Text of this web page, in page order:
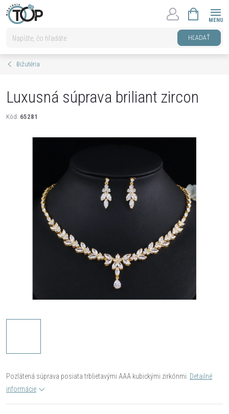
Prejsť
na
HĽADAŤ
KOŠÍK
Bižutéria
Luxusná súprava briliant zircon
Kód: 65281
Pozlátená súprava posiata trblietavými AAA kubickými zirkónmi. Detailné
informácie